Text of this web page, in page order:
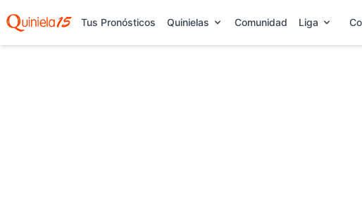
Tus Pronósticos Quinielas Comunidad Liga